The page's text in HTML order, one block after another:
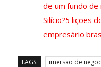
de um fundo
Silício?5 lições
empresário
TAGS: imersão de